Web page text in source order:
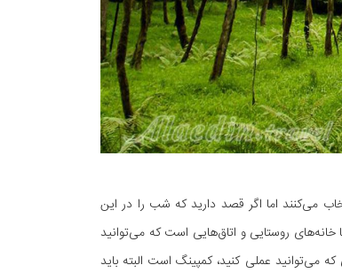
می‌کنند اما اگر قصد دارید که شب را در این
خانه‌های روستایی و اتاق‌هایی است که می‌توانید
می‌توانید عملی کنید، کمپینگ است البته باید